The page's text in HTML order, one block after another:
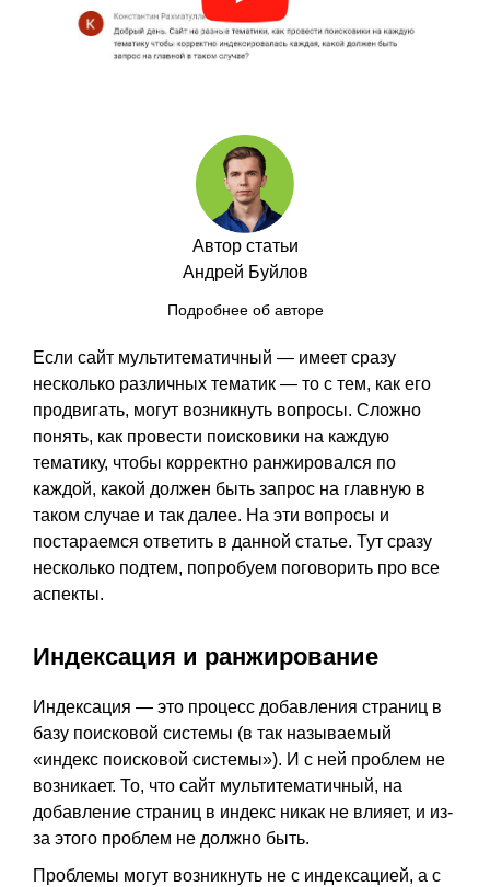
Автор статьи
Андрей Буйлов
Подробнее об авторе
Если сайт мультитематичный — имеет сразу
несколько различных тематик — то с тем, как его
продвигать, могут возникнуть вопросы. Сложно
понять, как провести поисковики на каждую
тематику, чтобы корректно ранжировался по
каждой, какой должен быть запрос на главную в
таком случае и так далее. На эти вопросы и
постараемся ответить в данной статье. Тут сразу
несколько подтем, попробуем поговорить про все
аспекты.
Индексация и ранжирование
Индексация — это процесс добавления страниц в
базу поисковой системы (в так называемый
«индекс поисковой системы»). И с ней проблем не
возникает. То, что сайт мультитематичный, на
добавление страниц в индекс никак не влияет, и из-
за этого проблем не должно быть.
Проблемы могут возникнуть не с индексацией, а с